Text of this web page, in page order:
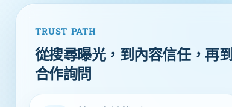
TRUST PATH
從搜尋曝光，到內容信任，再到
合作詢問